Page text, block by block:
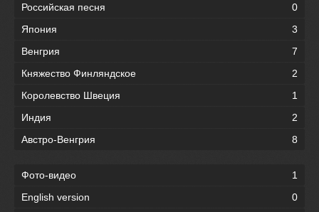
Российская песня
0
Япония
3
Венгрия
7
Княжество Финляндское
2
Королевство Швеция
1
Индия
2
Австро-Венгрия
8
Фото-видео
1
English version
0